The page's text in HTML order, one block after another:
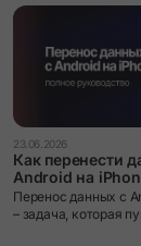
23.06.2026
Как перенести
Android на
руководство
Перенос данных с
– задача, которая